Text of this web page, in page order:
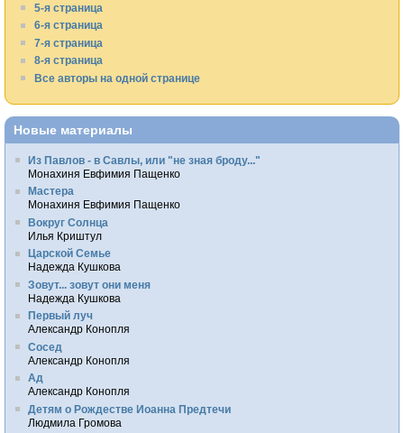
5-я страница
6-я страница
7-я страница
8-я страница
Все авторы на одной странице
Новые материалы
Из Павлов - в Савлы, или "не зная броду..."
Монахиня Евфимия Пащенко
Мастера
Монахиня Евфимия Пащенко
Вокруг Солнца
Илья Криштул
Царской Семье
Надежда Кушкова
Зовут... зовут они меня
Надежда Кушкова
Первый луч
Александр Конопля
Сосед
Александр Конопля
Ад
Александр Конопля
Детям о Рождестве Иоанна Предтечи
Людмила Громова